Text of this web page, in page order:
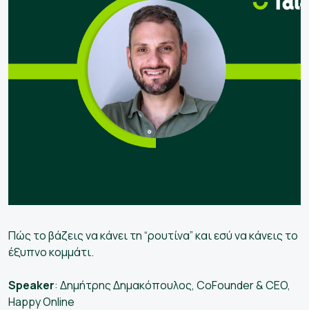
Πώς το βάζεις να κάνει τη “ρουτίνα” και εσύ να κάνεις το
έξυπνο κομμάτι.
Speaker: Δημήτρης Δημακόπουλος, CoFounder & CEO,
Happy Online